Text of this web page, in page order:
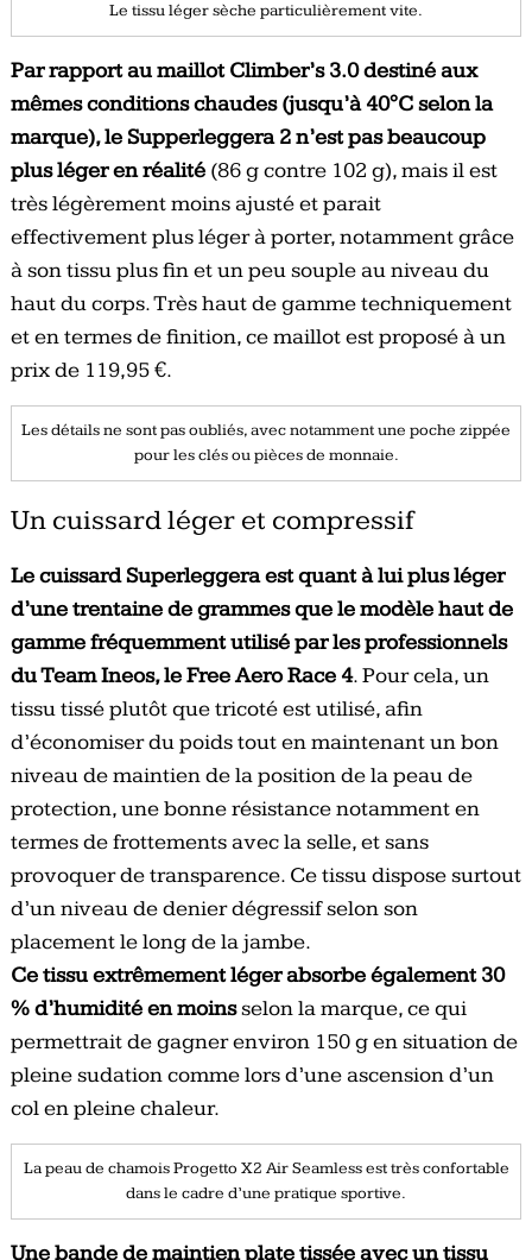
Le tissu léger sèche particulièrement vite.
Par rapport au maillot Climber’s 3.0 destiné aux
mêmes conditions chaudes (jusqu’à 40°C selon la
marque), le Supperleggera 2 n’est pas beaucoup
plus léger en réalité(86 g contre 102 g), mais il est
très légèrement moins ajusté et parait
effectivement plus léger à porter, notamment grâce
à son tissu plus fin et un peu souple au niveau du
haut du corps. Très haut de gamme techniquement
et en termes de finition, ce maillot est proposé à un
prix de 119,95 €.
Les détails ne sont pas oubliés, avec notamment une poche zippée
pour les clés ou pièces de monnaie.
Un cuissard léger et compressif
Le cuissard Superleggera est quant à lui plus léger
d’une trentaine de grammes que le modèle haut de
gamme fréquemment utilisé par les professionnels
du Team Ineos, le Free Aero Race 4. Pour cela, un
tissu tissé plutôt que tricoté est utilisé, afin
d’économiser du poids tout en maintenant un bon
niveau de maintien de la position de la peau de
protection, une bonne résistance notamment en
termes de frottements avec la selle, et sans
provoquer de transparence. Ce tissu dispose surtout
d’un niveau de denier dégressif selon son
placement le long de la jambe.
Ce tissu extrêmement léger absorbe également 30
% d’humidité en moinsselon la marque, ce qui
permettrait de gagner environ 150 g en situation de
pleine sudation comme lors d’une ascension d’un
col en pleine chaleur.
La peau de chamois Progetto X2 Air Seamless est très confortable
dans le cadre d’une pratique sportive.
Une bande de maintien plate tissée avec un tissu